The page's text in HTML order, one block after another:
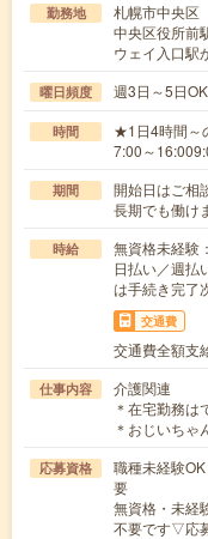
勤務地
札幌市中央区
中央区役所前
ウェイ入口駅
曜日頻度 週3日～5日
時間
★1日4時間～
7:00～
期間
開始日はご
長期でも働け
時給
無資格未経
日払い／週払
は手続き完了
交通費
交通費全額支
仕事内容
介護関連
＊在宅勤務は
＊おじいち
応募資格
職種未経験
要
無資格・未経
不要です▽応